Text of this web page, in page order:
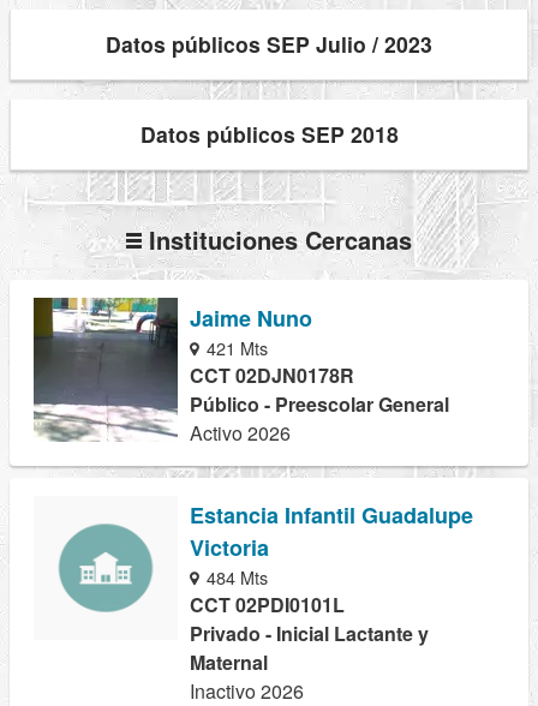
Datos públicos SEP Julio / 2023
Datos públicos SEP 2018
Instituciones Cercanas
Jaime Nuno
421 Mts
CCT 02DJN0178R
Público - Preescolar General
Activo 2026
Estancia Infantil Guadalupe
Victoria
484 Mts
CCT 02PDI0101L
Privado - Inicial Lactante y
Maternal
Inactivo 2026